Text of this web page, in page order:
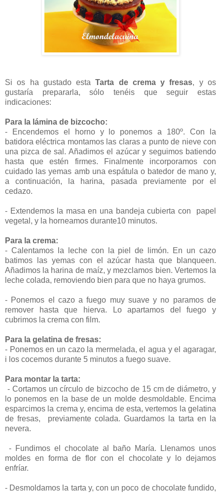
Si os ha gustado estaTarta de crema y fresas, y os
gustaría prepararla, sólo tenéis que seguir estas
indicaciones:
Para la lámina de bizcocho:
- Encendemos el horno y lo ponemos a 180º. Con la
batidora eléctrica montamos las claras a punto de nieve con
una pizca de sal. Añadimos el azúcar y seguimos batiendo
hasta que estén firmes. Finalmente incorporamos con
cuidado las yemas amb una espátula o batedor de mano y,
a continuación, la harina, pasada previamente por el
cedazo.
- Extendemos la masa en una bandeja cubierta con papel
vegetal, y la horneamos durante10 minutos.
Para la crema:
- Calentamos la leche con la piel de limón. En un cazo
batimos las yemas con el azúcar hasta que blanqueen.
Añadimos la harina de maíz, y mezclamos bien. Vertemos la
leche colada, removiendo bien para que no haya grumos.
- Ponemos el cazo a fuego muy suave y no paramos de
remover hasta que hierva. Lo apartamos del fuego y
cubrimos la crema con film.
Para la gelatina de fresas:
- Ponemos en un cazo la mermelada, el agua y el agaragar,
i los cocemos durante 5 minutos a fuego suave.
Para montar la tarta:
- Cortamos un círculo de bizcocho de 15 cm de diámetro, y
lo ponemos en la base de un molde desmoldable. Encima
esparcimos la crema y, encima de esta, vertemos la gelatina
de fresas, previamente colada. Guardamos la tarta en la
nevera.
- Fundimos el chocolate al baño María. Llenamos unos
moldes en forma de flor con el chocolate y lo dejamos
enfríar.
- Desmoldamos la tarta y, con un poco de chocolate fundido,